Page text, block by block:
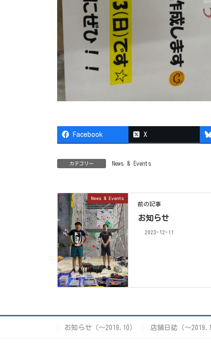
Facebook X
カテゴリー News & Events
News & Events
前の記事
お知らせ
2023-12-11
お知らせ（〜2019.10） 店舗日誌（〜